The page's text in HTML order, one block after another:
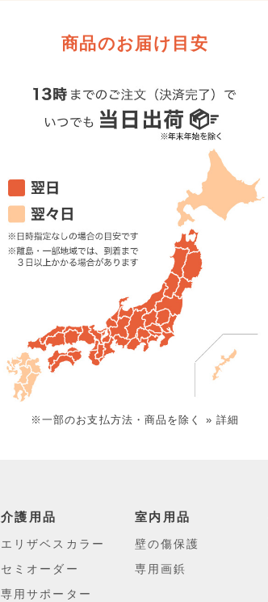
商品のお届け目安
※一部のお支払方法・商品を除く » 詳細
介護用品
エリザベスカラー
セミオーダー
専用サポーター
室内用品
壁の傷保護
専用画鋲